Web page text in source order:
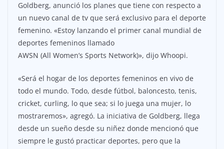
Goldberg, anunció los planes que tiene con respecto a
un nuevo canal de tv que será exclusivo para el deporte
femenino. «Estoy lanzando el primer canal mundial de
deportes femeninos llamado
AWSN (All Women’s Sports Network)», dijo Whoopi.
«Será el hogar de los deportes femeninos en vivo de
todo el mundo. Todo, desde fútbol, ​​baloncesto, tenis,
cricket, curling, lo que sea; si lo juega una mujer, lo
mostraremos», agregó. La iniciativa de Goldberg, llega
desde un sueño desde su niñez donde mencionó que
siempre le gustó practicar deportes, pero que la